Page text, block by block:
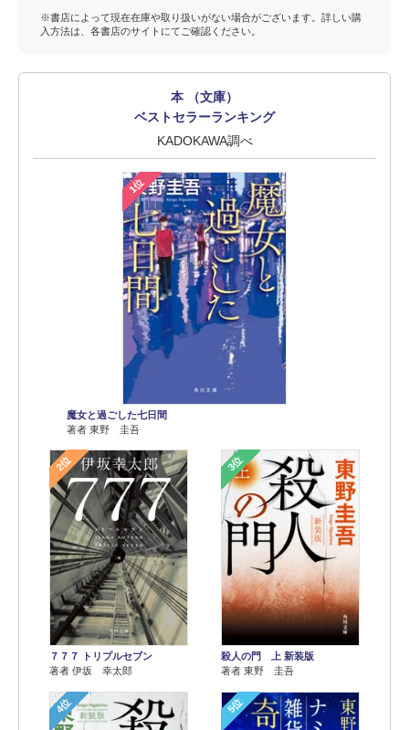
※書店によって現在在庫や取り扱いがない場合がございます。詳しい購
入方法は、各書店のサイトにてご確認ください。
本 （文庫）
ベストセラーランキング
KADOKAWA調べ
1位
魔女と過ごした七日間
著者 東野 圭吾
2位
７７７ トリプルセブン
著者 伊坂 幸太郎
3位
殺人の門 上 新装版
著者 東野 圭吾
4位 5位